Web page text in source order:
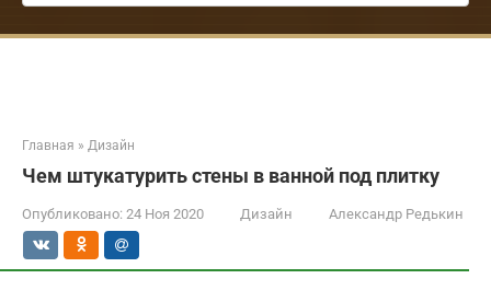
Главная » Дизайн
Чем штукатурить стены в ванной под плитку
Опубликовано: 24 Ноя 2020 Дизайн Александр Редькин